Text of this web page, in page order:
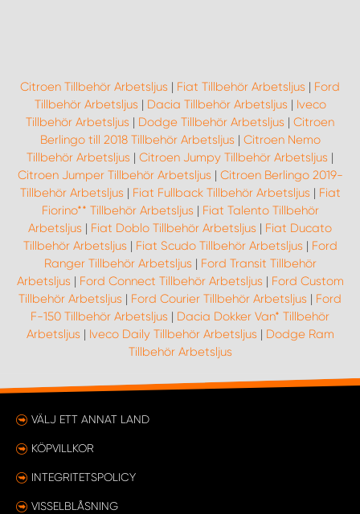
Citroen Tillbehör Arbetsljus | Fiat Tillbehör Arbetsljus | Ford
Tillbehör Arbetsljus | Dacia Tillbehör Arbetsljus | Iveco
Tillbehör Arbetsljus | Dodge Tillbehör Arbetsljus | Citroen
Berlingo till 2018 Tillbehör Arbetsljus | Citroen Nemo
Tillbehör Arbetsljus | Citroen Jumpy Tillbehör Arbetsljus |
Citroen Jumper Tillbehör Arbetsljus | Citroen Berlingo 2019-
Tillbehör Arbetsljus | Fiat Fullback Tillbehör Arbetsljus | Fiat
Fiorino** Tillbehör Arbetsljus | Fiat Talento Tillbehör
Arbetsljus | Fiat Doblo Tillbehör Arbetsljus | Fiat Ducato
Tillbehör Arbetsljus | Fiat Scudo Tillbehör Arbetsljus | Ford
Ranger Tillbehör Arbetsljus | Ford Transit Tillbehör
Arbetsljus | Ford Connect Tillbehör Arbetsljus | Ford Custom
Tillbehör Arbetsljus | Ford Courier Tillbehör Arbetsljus | Ford
F-150 Tillbehör Arbetsljus | Dacia Dokker Van* Tillbehör
Arbetsljus | Iveco Daily Tillbehör Arbetsljus | Dodge Ram
Tillbehör Arbetsljus
VÄLJ ETT ANNAT LAND
KÖPVILLKOR
INTEGRITETSPOLICY
VISSELBLÅSNING